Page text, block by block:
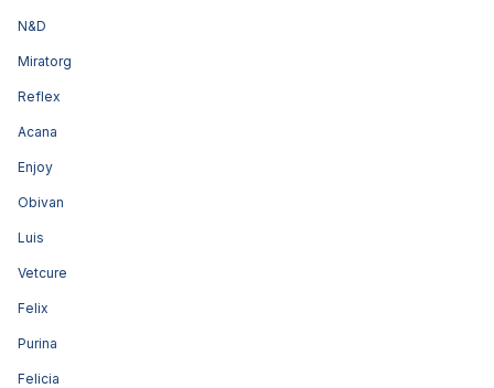
N&D
Miratorg
Reflex
Acana
Enjoy
Obivan
Luis
Vetcure
Felix
Purina
Felicia